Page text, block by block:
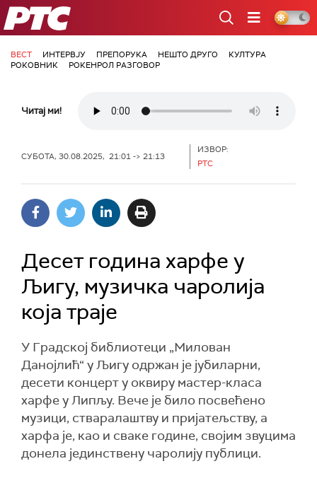
РТС
ВЕСТ ИНТЕРВЈУ ПРЕПОРУКА НЕШТО ДРУГО
КУЛТУРА
РОКОВНИК
РОКЕНРОЛ РАЗГОВОР
Читај ми!
СУБОТА, 30.08.2025, 21:01 -> 21:13
ИЗВОР:
РТС
Десет година харфе у
Љигу, музичка чаролија
која траје
У Градској библиотеци „Милован
Данојлић“ у Љигу одржан је јубиларни,
десети концерт у оквиру мастер-класа
харфе у Липљу. Вече је било посвећено
музици, стваралаштву и пријатељству, а
харфа је, као и сваке године, својим звуцима
донела јединствену чаролију публици.